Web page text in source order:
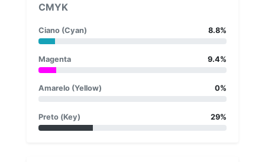
CMYK
Ciano (Cyan) 8.8%
Magenta 9.4%
Amarelo (Yellow) 0%
Preto (Key) 29%